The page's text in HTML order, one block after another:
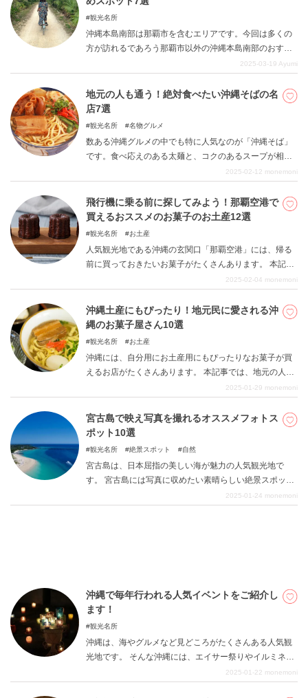
観光名所
沖縄本島南部は那覇市を含むエリアです。今回は多くの
方が訪れるであろう那覇市以外の沖縄本島南部のおすす
めスポットをご紹介します！沖縄ならではの雰囲気を味
力満点です。
2025-03-19 Ayumi
地元の人も通う！絶対食べたい沖縄そばの名
店7選
観光名所 名物グルメ
数ある沖縄グルメの中でも特に人気なのが「沖縄そば」
です。食べ応えのある太麺と、コクのあるスープが相性
抜群でやみつきになります。せっかく沖縄に行ったなら
ます。
2025-02-12 monemoni
飛行機に乗る前に探してみよう！那覇空港で
買えるおススメのお菓子のお土産12選
観光名所 お土産
人気観光地である沖縄の玄関口「那覇空港」には、帰る
前に買っておきたいお菓子がたくさんあります。 本記事
では、沖縄の特産品を使用したお菓子や、那覇空港限定
のお土産にもぴったりな商品をご紹介します。 味もおい
しいと評判の商品ばかりなので参考にしてみてくださ
い。
2025-02-04 monemoni
沖縄土産にもぴったり！地元民に愛される沖
縄のお菓子屋さん10選
観光名所 お土産
沖縄には、自分用にお土産用にもぴったりなお菓子が買
えるお店がたくさんあります。 本記事では、地元の人に
愛される人気のお菓子屋さんをご紹介します。 沖縄で長
のお店まで登場するので、ぜひ参考にしてみてくださ
い。
2025-01-29 monemoni
宮古島で映え写真を撮れるオススメフォトス
ポット10選
観光名所 絶景スポット 自然
宮古島は、日本屈指の美しい海が魅力の人気観光地で
す。 宮古島には写真に収めたい素晴らしい絶景スポット
や、映えスポットがたくさんあります。 本記事では、宮
2025-01-24 monemoni
沖縄で毎年行われる人気イベントをご紹介し
ます！
観光名所
沖縄は、海やグルメなど見どころがたくさんある人気観
光地です。 そんな沖縄には、エイサー祭りやイルミネー
ションなど、毎年恒例となっているイベントがたくさん
2025-01-22 monemoni